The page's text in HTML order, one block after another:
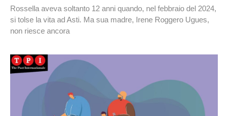
Rossella aveva soltanto 12 anni quando, nel febbraio del 2024,
si tolse la vita ad Asti. Ma sua madre, Irene Roggero Ugues,
non riesce ancora